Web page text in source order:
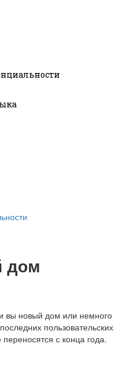
дом
вы новый дом или немного
пользовательских
с конца года.